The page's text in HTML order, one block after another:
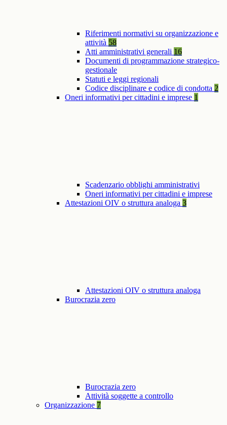
Riferimenti normativi su organizzazione e
attività 58
Atti amministrativi generali 16
Documenti di programmazione strategico-
gestionale
Statuti e leggi regionali
Codice disciplinare e codice di condotta 2
Oneri informativi per cittadini e imprese 1
Scadenzario obblighi amministrativi
Oneri informativi per cittadini e imprese
Attestazioni OIV o struttura analoga 3
Attestazioni OIV o struttura analoga
Burocrazia zero
Burocrazia zero
Attività soggette a controllo
Organizzazione 7